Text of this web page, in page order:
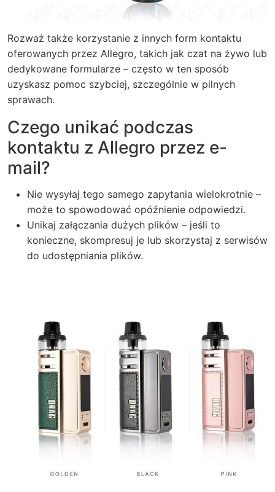
Rozważ także korzystanie z innych form kontaktu
oferowanych przez Allegro, takich jak czat na żywo lub
dedykowane formularze – często w ten sposób
uzyskasz pomoc szybciej, szczególnie w pilnych
sprawach.
Czego unikać podczas
kontaktu z Allegro przez e-
mail?
Nie wysyłaj tego samego zapytania wielokrotnie –
może to spowodować opóźnienie odpowiedzi.
Unikaj załączania dużych plików – jeśli to
konieczne, skompresuj je lub skorzystaj z serwisów
do udostępniania plików.